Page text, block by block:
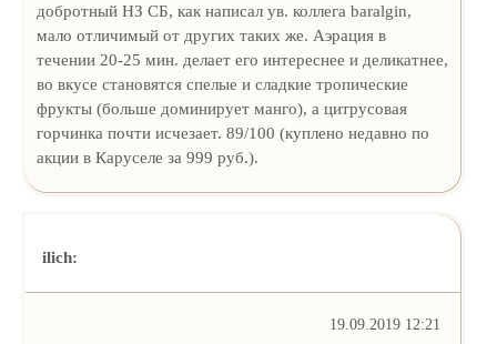
добротный НЗ СБ, как написал ув. коллега baralgin,
мало отличимый от других таких же. Аэрация в
течении 20-25 мин. делает его интереснее и деликатнее,
во вкусе становятся спелые и сладкие тропические
фрукты (больше доминирует манго), а цитрусовая
горчинка почти исчезает. 89/100 (куплено недавно по
акции в Каруселе за 999 руб.).
ilich:
19.09.2019 12:21